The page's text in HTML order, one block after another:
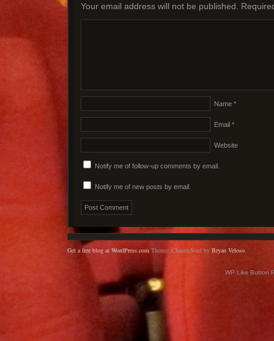
Your email address will not be published.
Name *
Email *
Website
Notify me of follow-up comments by email.
Notify me of new posts by email.
Get a free blog at WordPress.com Theme: ChaoticSoul by Bryan Veloso
WP Like Button